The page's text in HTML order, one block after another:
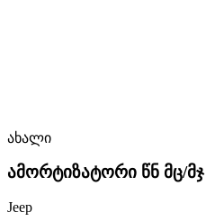
ახალი
ამორტიზატორი წნ მც/მჯ
Jeep